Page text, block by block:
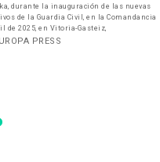
durante la inauguración de las nuevas
de la Guardia Civil, en la Comandancia
de 2025, en Vitoria-Gasteiz,
PRESS